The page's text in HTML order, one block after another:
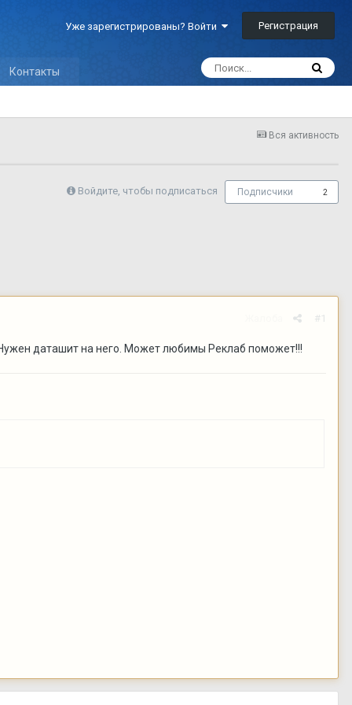
Уже зарегистрированы? Войти Регистрация
Контакты
Вся активность
Войдите, чтобы подписаться Подписчики 2
#1
даташит на него. Может любимы Реклаб поможет!!!